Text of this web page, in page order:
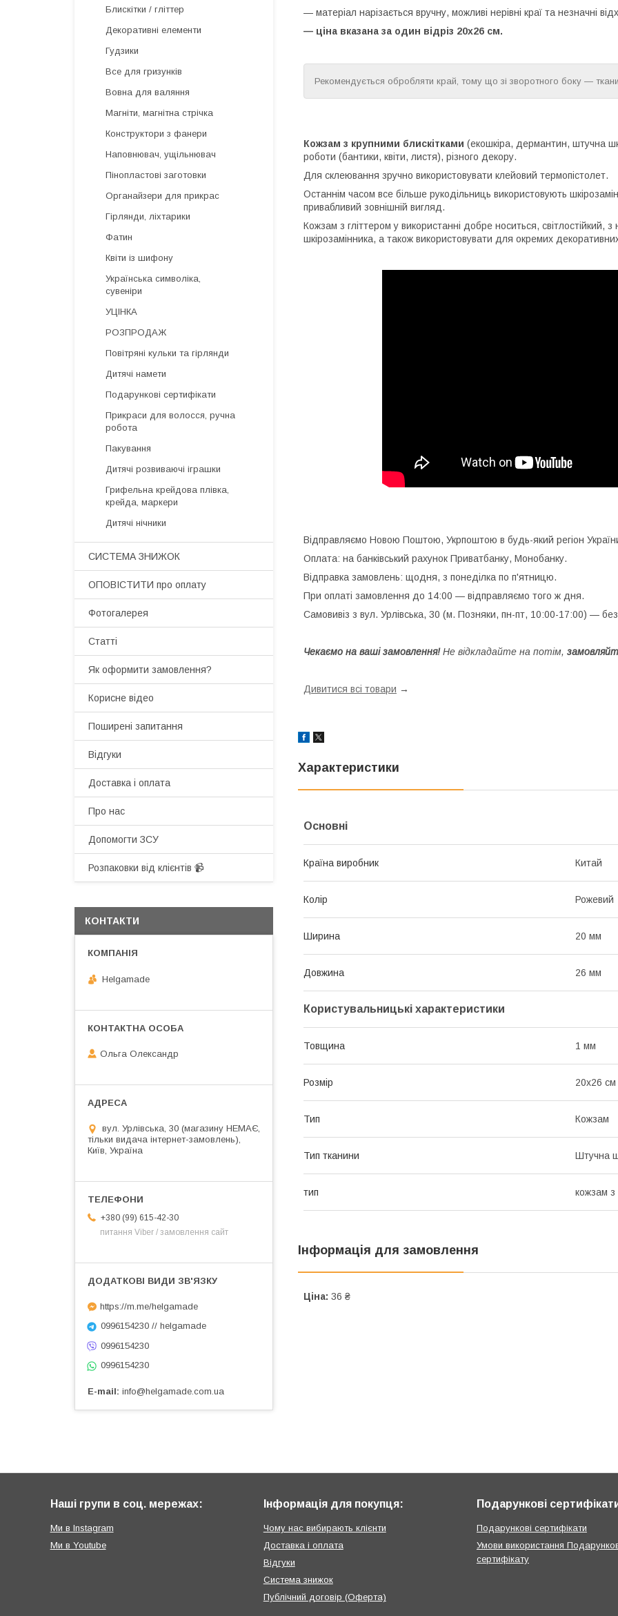
— матеріал нарізається вручну, можливі нерівні краї та незначні
— ціна вказана за один відріз 20х26 см.
Рекомендується обробляти край, тому що зі зворотного боку —
Кожзам з крупними блискітками (екошкіра, дермантин, штучна
роботи (бантики, квіти, листя), різного декору.
Для склеювання зручно використовувати клейовий термопістолет.
Останнім часом все більше рукодільниць використовують
привабливий зовнішній вигляд.
Кожзам з гліттером у використанні добре носиться, світлостійкий,
шкірозамінника, а також використовувати для окремих
Відправляємо Новою Поштою, Укрпоштою в будь-який регіон
Оплата: на банківський рахунок Приватбанку, Монобанку.
Відправка замовлень: щодня, з понеділка по п'ятницю.
При оплаті замовлення до 14:00 — відправляємо того ж дня.
Самовивіз з вул. Урлівська, 30 (м. Позняки, пн-пт, 10:00-17:00) —
Чекаємо на ваші замовлення!Не відкладайте на потім,
Дивитися всі товари →
Характеристики
Основні
Країна виробник Китай
Колір Рожевий
Ширина 20 мм
Довжина 26 мм
Користувальницькі характеристики
Товщина 1 мм
Розмір 20х26 см
Тип Кожзам
Тип тканини Штучна
тип кожзам з
Інформація для замовлення
Ціна: 36 ₴
Блискітки / гліттер
Декоративні елементи
Гудзики
Все для гризунків
Вовна для валяння
Магніти, магнітна стрічка
Конструктори з фанери
Наповнювач, ущільнювач
Пінопластові заготовки
Органайзери для прикрас
Гірлянди, ліхтарики
Фатин
Квіти із шифону
Українська символіка,
сувеніри
УЦІНКА
РОЗПРОДАЖ
Повітряні кульки та гірлянди
Дитячі намети
Подарункові сертифікати
Прикраси для волосся, ручна
робота
Пакування
Дитячі розвиваючі іграшки
Грифельна крейдова плівка,
крейда, маркери
Дитячі нічники
СИСТЕМА ЗНИЖОК
ОПОВІСТИТИ про оплату
Фотогалерея
Статті
Як оформити замовлення?
Корисне відео
Поширені запитання
Відгуки
Доставка і оплата
Про нас
Допомогти ЗСУ
Розпаковки від клієнтів 📹
КОНТАКТИ
Helgamade
Ольга Олександр
вул. Урлівська, 30 (магазину НЕМАЄ,
тільки видача інтернет-замовлень),
Київ, Україна
+380 (99) 615-42-30
питання Viber / замовлення сайт
https://m.me/helgamade
0996154230 // helgamade
0996154230
0996154230
E-mail info@helgamade.com.ua
Наші групи в соц. мережах:
Ми в Instagram
Ми в Youtube
Інформація для покупця:
Чому нас вибирають клієнти
Доставка і оплата
Відгуки
Система знижок
Публічний договір (Оферта)
Подарункові
Подарункові сертифікати
Умови використання
сертифікату